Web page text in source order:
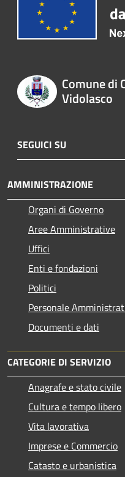
Comune di
Vidolasco
SEGUICI SU
AMMINISTRAZIONE
Organi di Governo
Aree Amministrative
Uffici
Enti e fondazioni
Politici
Personale
Documenti e dati
CATEGORIE DI SERVIZIO
Anagrafe e stato civile
Cultura e tempo libero
Vita lavorativa
Imprese e Commercio
Catasto e urbanistica